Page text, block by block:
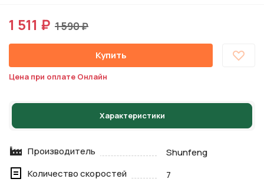
1 511 ₽ 1 590 ₽
Купить
Цена при оплате Онлайн
Характеристики
Производитель
Shunfeng
Количество скоростей
7